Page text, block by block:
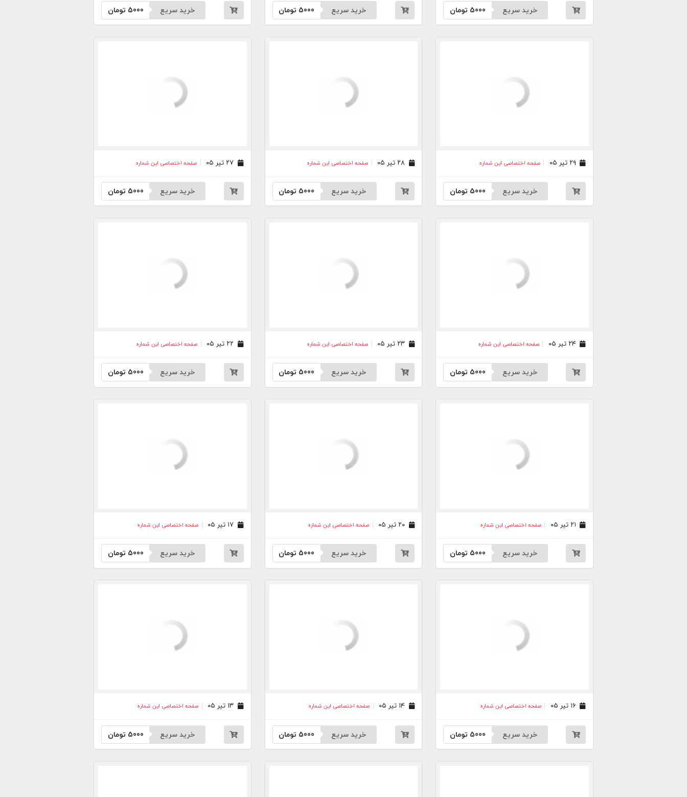
خرید سریع 5000 تومان خرید سریع 5000 تومان خرید سریع 5000 تومان
۲۹ تیر ۰۵ صفحه اختصاصی این شماره
خرید سریع 5000 تومان
صفحه اختصاصی این شماره
خرید سریع 5000 تومان
صفحه اختصاصی این شماره
خرید سریع 5000 تومان
۲۴ تیر ۰۵ صفحه اختصاصی این شماره
خرید سریع 5000 تومان
صفحه اختصاصی این شماره
خرید سریع 5000 تومان
صفحه اختصاصی این شماره
خرید سریع 5000 تومان
صفحه اختصاصی این شماره
خرید سریع 5000 تومان
صفحه اختصاصی این شماره
خرید سریع 5000 تومان
صفحه اختصاصی این شماره
خرید سریع 5000 تومان
صفحه اختصاصی این شماره
خرید سریع 5000 تومان
صفحه اختصاصی این شماره
خرید سریع 5000 تومان
صفحه اختصاصی این شماره
خرید سریع 5000 تومان